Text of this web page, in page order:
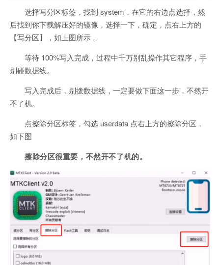
选择写分区标签，找到 system，在它的右边点选择，然
后找到你下载解压好的镜像，选择一下，确定，点右上方的
【写分区】，如上图所示 。
等待 100%写入完成，过程中千万别乱操作其它程序，手
别碰数据线。
写入完成后，别拨数据线，一定要做下面这一步，不然开
不了机。
点擦除分区标签，勾选 userdata 点右上方的擦除分区，
如下图
擦除分区很重要，不然开不了机的。